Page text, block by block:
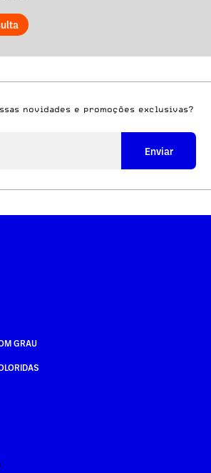
novidades e promoções exclusivas?
Enviar
GRAU